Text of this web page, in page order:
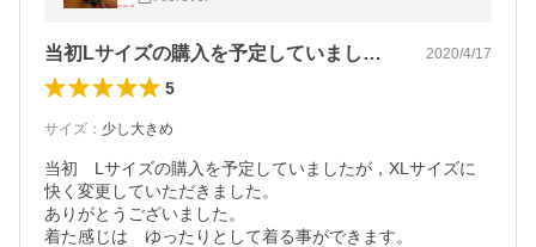
当初Lサイズの購入を予定していましたが… 2020/4/17
5
サイズ ： 少し大きめ
当初　Lサイズの購入を予定していましたが，XLサイズに
快く変更していただきました。
ありがとうございました。
着た感じは　ゆったりとして着る事ができます。